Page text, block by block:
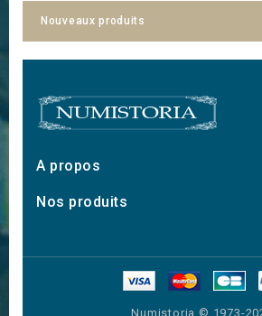
Nouveaux produits
A propos
Nos produits
Numistoria © 1973-